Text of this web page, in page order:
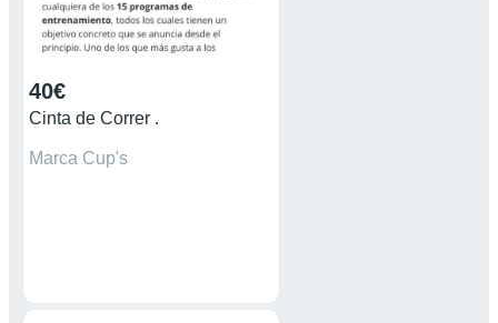
40€
Cinta de Correr .
Marca Cup's